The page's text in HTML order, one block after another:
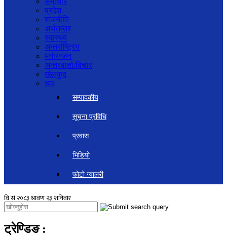
प्रदेश
राजनीति
अर्थतन्त्र
स्वास्थ्य
अन्तर्राष्ट्रिय
मनोरन्जन
अन्तरवार्ता/विचार
खेलकुद
थप
सम्पादकीय
सूचना प्रविधि
प्रवास
भिडियो
फोटो ग्यालरी
ट्रेण्डिङ :